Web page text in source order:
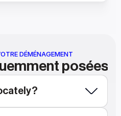
DÉMÉNAGEMENT
posées